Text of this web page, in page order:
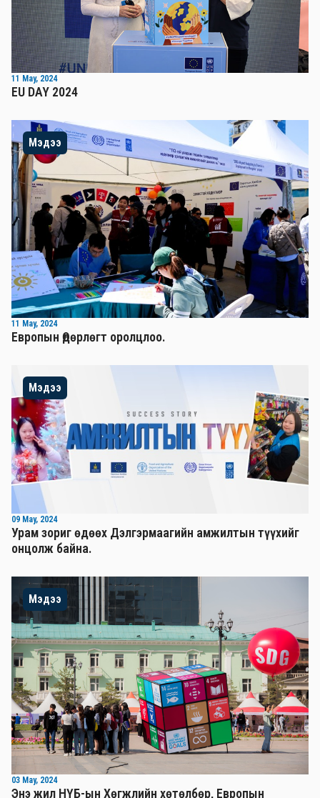
11 May, 2024
EU DAY 2024
Мэдээ
11 May, 2024
Европын Өдөрлөгт оролцлоо.
Мэдээ
09 May, 2024
Урам зориг өдөөх Дэлгэрмаагийн амжилтын түүхийг
онцолж байна.
Мэдээ
03 May, 2024
Энэ жил НҮБ-ын Хөгжлийн хөтөлбөр, Европын